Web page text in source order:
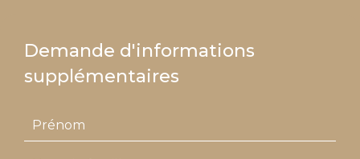
Demande d'informations
supplémentaires